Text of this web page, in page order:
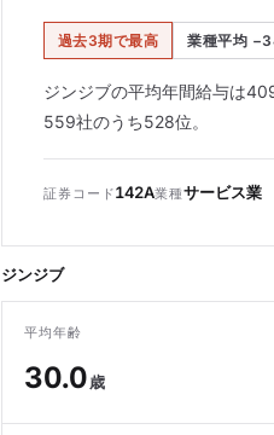
過去3期で最高 業種平均
ジンジブの平均年間給与は
559社のうち528位。
証券コード142A業種サービス業
ジンジブ
平均年齢
30.0歳